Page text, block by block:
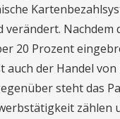
Nachdem
20 Prozent
der Handel
steht das
zählen